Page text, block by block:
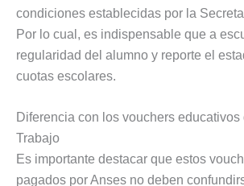
condiciones establecidas por la
Por lo cual, es indispensable que a
regularidad del alumno y reporte el
cuotas escolares.
Diferencia con los vouchers educativos
Trabajo
Es importante destacar que estos
pagados por Anses no deben